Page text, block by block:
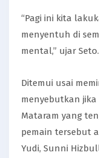
“Pagi ini kita
menyentuh di
mental,” ujar Seto.
Ditemui usai
menyebutkan
Mataram yang
pemain tersebut
Yudi, Sunni